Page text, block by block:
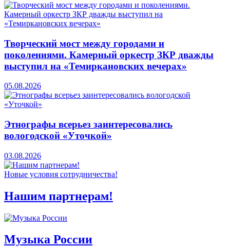
Творческий мост между городами и
поколениями. Камерный оркестр ЗКР дважды
выступил на «Темиркановских вечерах»
05.08.2026
Этнографы всерьез заинтересовались
вологодской «Уточкой»
03.08.2026
Новые условия сотрудничества!
Нашим партнерам!
Музыка России